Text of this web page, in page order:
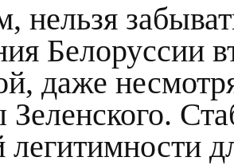
нельзя
Белоруссии
даже
Зеленского.
легитимности